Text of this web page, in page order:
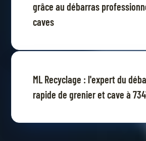
grâce au débarras
caves
ML Recyclage : l'expert du
rapide de grenier et cave à